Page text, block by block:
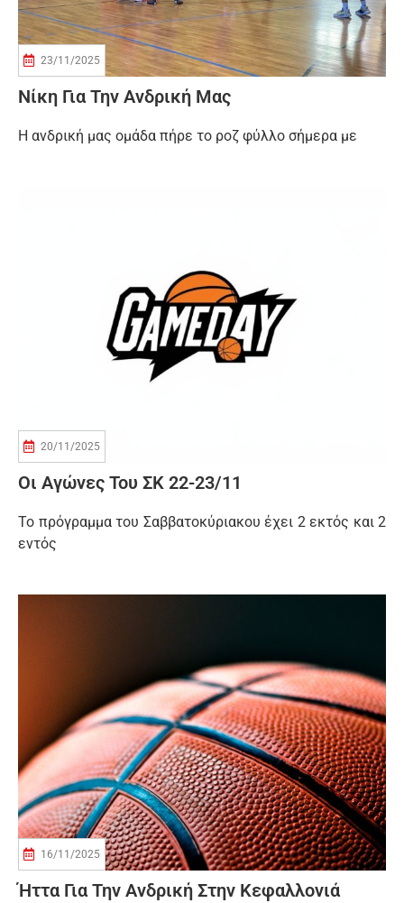
23/11/2025
Νίκη Για Την Ανδρική Μας
Η ανδρική μας ομάδα πήρε το ροζ φύλλο σήμερα με
20/11/2025
Οι Αγώνες Του ΣΚ 22-23/11
Το πρόγραμμα του Σαββατοκύριακου έχει 2 εκτός και 2
εντός
16/11/2025
Ήττα Για Την Ανδρική Στην Κεφαλλονιά